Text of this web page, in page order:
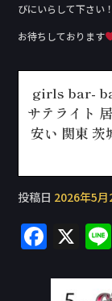
びにいらして下さい！
お待ちしております
girls bar-
サテライト
安い 関東 茨
投稿日 2026年5月
F
c
X